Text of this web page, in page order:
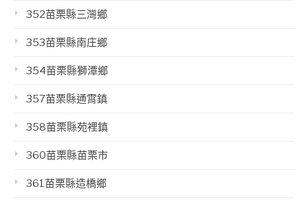
352苗栗縣三灣鄉
353苗栗縣南庄鄉
354苗栗縣獅潭鄉
357苗栗縣通霄鎮
358苗栗縣苑裡鎮
360苗栗縣苗栗市
361苗栗縣造橋鄉